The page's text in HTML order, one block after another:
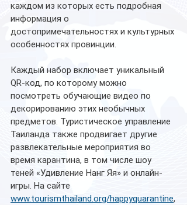
каждом из которых есть подробная
информация о
достопримечательностях и культурных
особенностях провинции.
Каждый набор включает уникальный
QR-код, по которому можно
посмотреть обучающие видео по
декорированию этих необычных
предметов. Туристическое управление
Таиланда также продвигает другие
развлекательные мероприятия во
время карантина, в том числе шоу
теней «Удивление Нанг Яя» и онлайн-
игры. На сайте
www.tourismthailand.org/happyquarantine,